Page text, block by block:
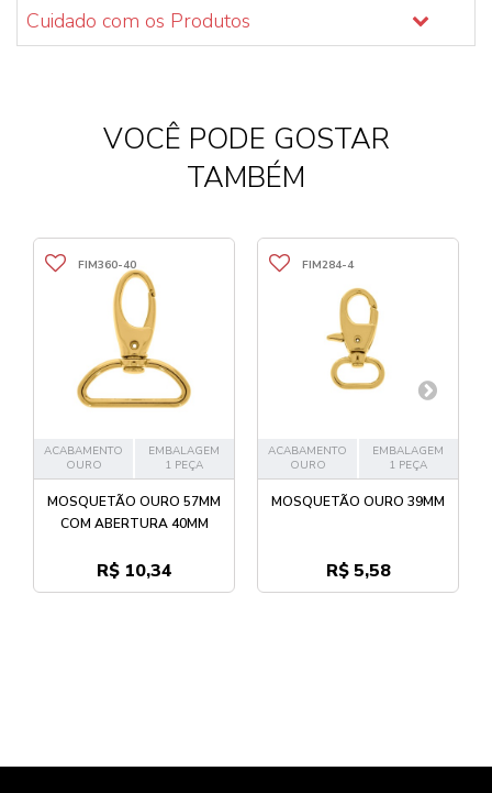
Cuidado com os Produtos
VOCÊ PODE GOSTAR
TAMBÉM
FIM360-40
ACABAMENTO
OURO
EMBALAGEM
1 PEÇA
MOSQUETÃO OURO 57MM
COM ABERTURA 40MM
R$ 10,34
FIM284-4
ACABAMENTO
OURO
EMBALAGEM
1 PEÇA
MOSQUETÃO OURO 39MM
R$ 5,58